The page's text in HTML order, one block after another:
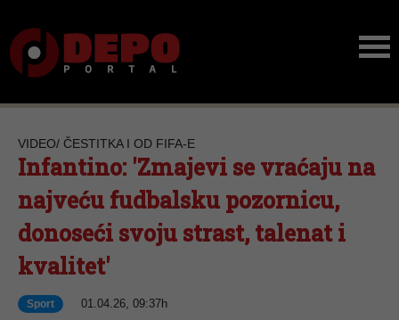
VIDEO/ ČESTITKA I OD FIFA-E
Infantino: 'Zmajevi se vraćaju na
najveću fudbalsku pozornicu,
donoseći svoju strast, talenat i
kvalitet'
Sport 01.04.26, 09:37h